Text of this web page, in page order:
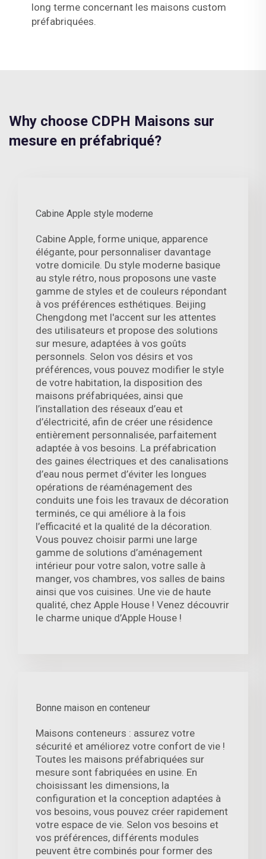
long terme concernant les maisons custom
préfabriquées.
Why choose CDPH Maisons sur
mesure en préfabriqué?
Cabine Apple style moderne
Cabine Apple, forme unique, apparence
élégante, pour personnaliser davantage
votre domicile. Du style moderne basique
au style rétro, nous proposons une vaste
gamme de styles et de couleurs répondant
à vos préférences esthétiques. Beijing
Chengdong met l'accent sur les attentes
des utilisateurs et propose des solutions
sur mesure, adaptées à vos goûts
personnels. Selon vos désirs et vos
préférences, vous pouvez modifier le style
de votre habitation, la disposition des
maisons préfabriquées, ainsi que
l’installation des réseaux d’eau et
d’électricité, afin de créer une résidence
entièrement personnalisée, parfaitement
adaptée à vos besoins. La préfabrication
des gaines électriques et des canalisations
d’eau nous permet d’éviter les longues
opérations de réaménagement des
conduits une fois les travaux de décoration
terminés, ce qui améliore à la fois
l’efficacité et la qualité de la décoration.
Vous pouvez choisir parmi une large
gamme de solutions d’aménagement
intérieur pour votre salon, votre salle à
manger, vos chambres, vos salles de bains
ainsi que vos cuisines. Une vie de haute
qualité, chez Apple House ! Venez découvrir
le charme unique d’Apple House !
Bonne maison en conteneur
Maisons conteneurs : assurez votre
sécurité et améliorez votre confort de vie !
Toutes les maisons préfabriquées sur
mesure sont fabriquées en usine. En
choisissant les dimensions, la
configuration et la conception adaptées à
vos besoins, vous pouvez créer rapidement
votre espace de vie. Selon vos besoins et
vos préférences, différents modules
peuvent être combinés pour former des